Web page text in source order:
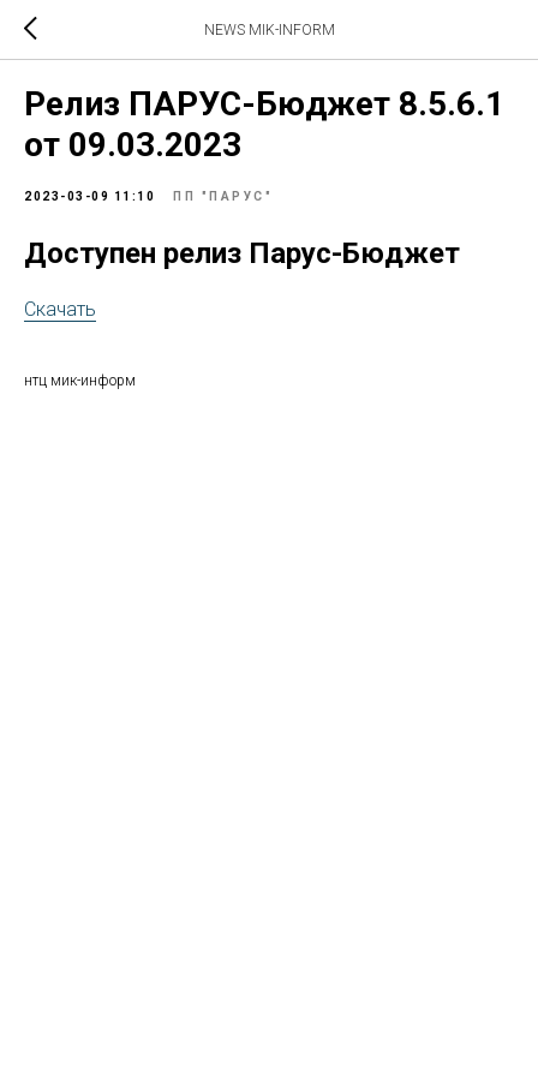
NEWS MIK-INFORM
Релиз ПАРУС-Бюджет 8.5.6.1
от 09.03.2023
2023-03-09 11:10 ПП "ПАРУС"
Доступен релиз Парус-Бюджет
Скачать
нтц мик-информ